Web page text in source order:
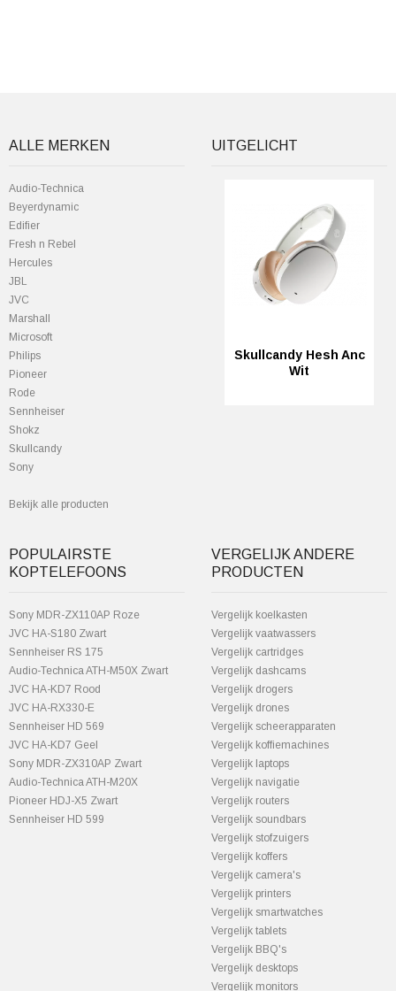
ALLE MERKEN
Audio-Technica
Beyerdynamic
Edifier
Fresh n Rebel
Hercules
JBL
JVC
Marshall
Microsoft
Philips
Pioneer
Rode
Sennheiser
Shokz
Skullcandy
Sony
Bekijk alle producten
UITGELICHT
Skullcandy Hesh Anc
Wit
POPULAIRSTE
KOPTELEFOONS
Sony MDR-ZX110AP Roze
JVC HA-S180 Zwart
Sennheiser RS 175
Audio-Technica ATH-M50X Zwart
JVC HA-KD7 Rood
JVC HA-RX330-E
Sennheiser HD 569
JVC HA-KD7 Geel
Sony MDR-ZX310AP Zwart
Audio-Technica ATH-M20X
Pioneer HDJ-X5 Zwart
Sennheiser HD 599
VERGELIJK ANDERE
PRODUCTEN
Vergelijk koelkasten
Vergelijk vaatwassers
Vergelijk cartridges
Vergelijk dashcams
Vergelijk drogers
Vergelijk drones
Vergelijk scheerapparaten
Vergelijk koffiemachines
Vergelijk laptops
Vergelijk navigatie
Vergelijk routers
Vergelijk soundbars
Vergelijk stofzuigers
Vergelijk koffers
Vergelijk camera's
Vergelijk printers
Vergelijk smartwatches
Vergelijk tablets
Vergelijk BBQ's
Vergelijk desktops
Vergelijk monitors